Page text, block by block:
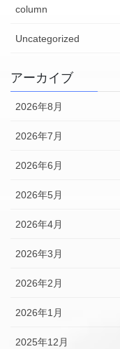
column
Uncategorized
アーカイブ
2026年8月
2026年7月
2026年6月
2026年5月
2026年4月
2026年3月
2026年2月
2026年1月
2025年12月